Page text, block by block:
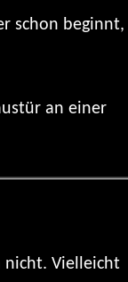
schon beginnt,
an einer
nicht. Vielleicht